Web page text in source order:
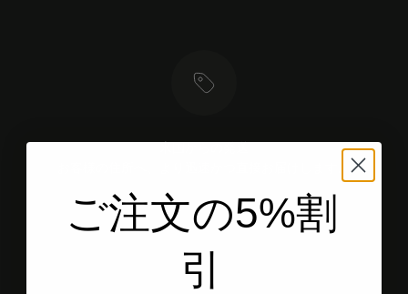
米国からの発送
エレメント1へ
ご注文の5%割
引